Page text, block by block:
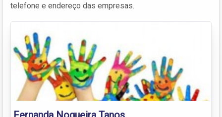
telefone e endereço das empresas.